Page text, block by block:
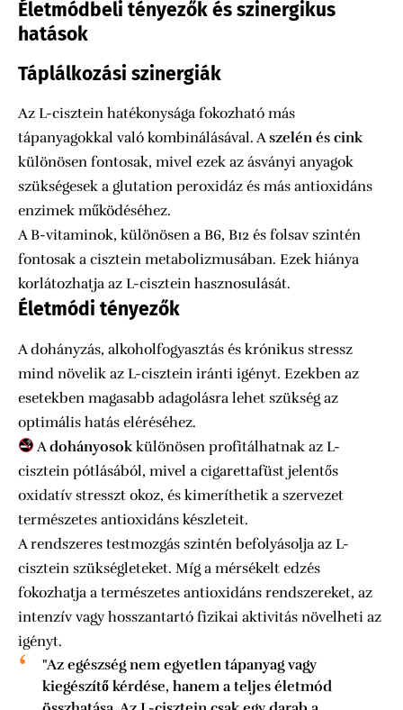
Életmódbeli tényezők és szinergikus
hatások
Táplálkozási szinergiák
Az L-cisztein hatékonysága fokozható más
tápanyagokkal való kombinálásával. Aszelén és cink
különösen fontosak, mivel ezek az ásványi anyagok
szükségesek a glutation peroxidáz és más antioxidáns
enzimek működéséhez.
A B-vitaminok, különösen a B6, B12 és folsav szintén
fontosak a cisztein metabolizmusában. Ezek hiánya
korlátozhatja az L-cisztein hasznosulását.
Életmódi tényezők
A dohányzás, alkoholfogyasztás és krónikus stressz
mind növelik az L-cisztein iránti igényt. Ezekben az
esetekben magasabb adagolásra lehet szükség az
optimális hatás eléréséhez.
Adohányosokkülönösen profitálhatnak az L-
cisztein pótlásából, mivel a cigarettafüst jelentős
oxidatív stresszt okoz, és kimeríthetik a szervezet
természetes antioxidáns készleteit.
A rendszeres testmozgás szintén befolyásolja az L-
cisztein szükségleteket. Míg a mérsékelt edzés
fokozhatja a természetes antioxidáns rendszereket, az
intenzív vagy hosszantartó fizikai aktivitás növelheti az
igényt.
"Az egészség nem egyetlen tápanyag vagy
kiegészítő kérdése, hanem a teljes életmód